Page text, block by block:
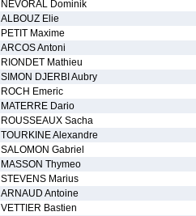
NEVORAL Dominik
ALBOUZ Elie
PETIT Maxime
ARCOS Antoni
RIONDET Mathieu
SIMON DJERBI Aubry
ROCH Emeric
MATERRE Dario
ROUSSEAUX Sacha
TOURKINE Alexandre
SALOMON Gabriel
MASSON Thymeo
STEVENS Marius
ARNAUD Antoine
VETTIER Bastien